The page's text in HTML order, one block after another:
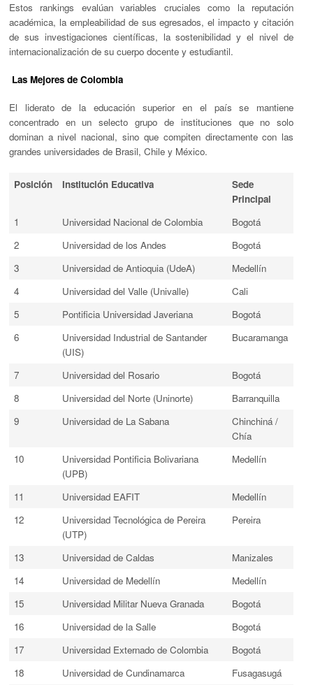
Estos rankings evalúan variables cruciales como la reputación
académica, la empleabilidad de sus egresados, el impacto y citación
de sus investigaciones científicas, la sostenibilidad y el nivel de
internacionalización de su cuerpo docente y estudiantil.
Las Mejores de Colombia
El liderato de la educación superior en el país se mantiene
concentrado en un selecto grupo de instituciones que no solo
dominan a nivel nacional, sino que compiten directamente con las
grandes universidades de Brasil, Chile y México.
Posición Institución Educativa
Sede
Principal
1
Universidad Nacional de Colombia
Bogotá
2
Universidad de los Andes
Bogotá
3
Universidad de Antioquia (UdeA)
Medellín
4
Universidad del Valle (Univalle)
Cali
5
Pontificia Universidad Javeriana
Bogotá
6
Universidad Industrial de Santander
(UIS)
Bucaramanga
7 Universidad del Rosario
Bogotá
8
Universidad del Norte (Uninorte)
Barranquilla
9
Universidad de La Sabana
Chinchiná /
Chía
10
Universidad Pontificia Bolivariana
(UPB)
Medellín
11 Universidad EAFIT
Medellín
12
Universidad Tecnológica de Pereira
(UTP)
Pereira
13 Universidad de Caldas
Manizales
14
Universidad de Medellín
Medellín
15
Universidad Militar Nueva Granada
Bogotá
16
Universidad de la Salle
Bogotá
17
Universidad Externado de Colombia
Bogotá
18
Universidad de Cundinamarca
Fusagasugá